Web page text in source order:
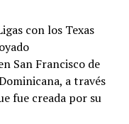
con los Texas
San Francisco de
a través
fue creada por su